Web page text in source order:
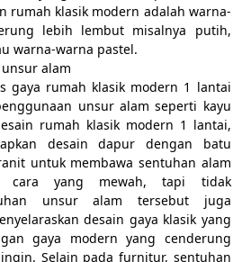
rumah klasik modern adalah warna-
lebih lembut misalnya putih,
warna-warna pastel.
alam
gaya rumah klasik modern 1 lantai
unsur alam seperti kayu
rumah klasik modern 1 lantai,
desain dapur dengan batu
untuk membawa sentuhan alam
cara yang mewah, tapi tidak
unsur alam tersebut juga
desain gaya klasik yang
gaya modern yang cenderung
Selain pada furnitur, sentuhan